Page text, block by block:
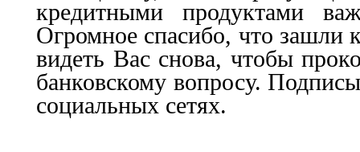
кредитными продуктами
Огромное спасибо, что зашли
видеть Вас снова, чтобы
банковскому вопросу.
социальных сетях.